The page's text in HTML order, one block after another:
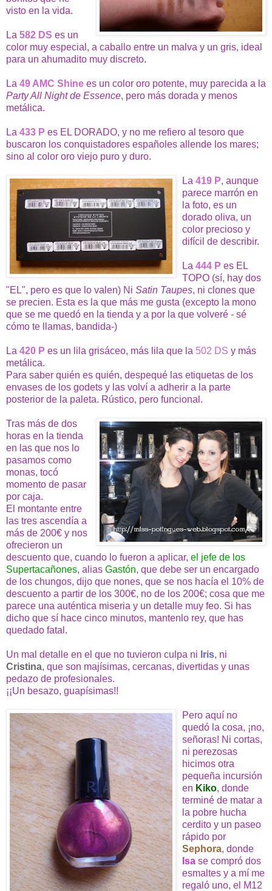
visto en la vida.
La 582 DS es un
color muy especial, a caballo entre un malva y un gris, ideal
para un ahumadito muy discreto.
La 49 AMC Shine es un color oro potente, muy parecida a la
Party All Night de Essence, pero más dorada y menos
metálica.
La 433 P es EL DORADO, y no me refiero al tesoro que
buscaron los conquistadores españoles allende los mares;
sino al color oro viejo puro y duro.
La 419 P, aunque
parece marrón en
la foto, es un
dorado oliva, un
color precioso y
difícil de describir.
La 444 P es EL
TOPO (sí, hay dos
"EL", pero es que lo valen) Ni Satin Taupes, ni clones que
se precien. Esta es la que más me gusta (excepto la mono
que se me quedó en la tienda y a por la que volveré - sé
cómo te llamas, bandida-)
La 420 P es un lila grisáceo, más lila que la 502 DS y más
metálica.
Para saber quién es quién, despequé las etiquetas de los
envases de los godets y las volví a adherir a la parte
posterior de la paleta. Rústico, pero funcional.
Tras más de dos
horas en la tienda
en las que nos lo
pasamos como
monas, tocó
momento de pasar
por caja.
El montante entre
las tres ascendía a
más de 200€ y nos
ofrecieron un
descuento que, cuando lo fueron a aplicar, el jefe de los
Supertacañones, alias Gastón, que debe ser un encargado
de los chungos, dijo que nones, que se nos hacía el 10% de
descuento a partir de los 300€, no de los 200€; cosa que me
parece una auténtica miseria y un detalle muy feo. Si has
dicho que sí hace cinco minutos, mantenlo rey, que has
quedado fatal.
Un mal detalle en el que no tuvieron culpa ni Iris, ni
Cristina, que son majísimas, cercanas, divertidas y unas
pedazo de profesionales.
¡¡Un besazo, guapísimas!!
Pero aquí no
quedó la cosa, ¡no,
señoras! Ni cortas,
ni perezosas
hicimos otra
pequeña incursión
en Kiko, donde
terminé de matar a
la pobre hucha
cerdito y un paseo
rápido por
Sephora, donde
Isa se compró dos
esmaltes y a mí me
regaló uno, el M12